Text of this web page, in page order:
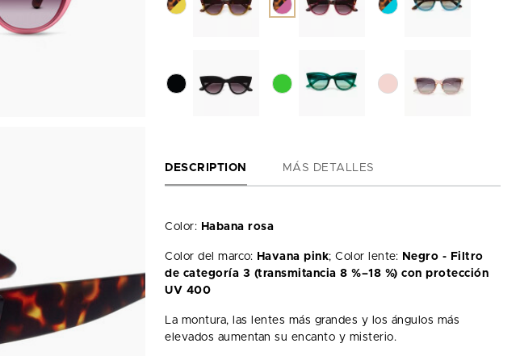
DESCRIPTION MÁS DETALLES
Color: Habana rosa
Color del marco: Havana pink; Color lente: Negro - Filtro
de categoría 3 (transmitancia 8 %–18 %) con protección
UV 400
La montura, las lentes más grandes y los ángulos más
elevados aumentan su encanto y misterio.